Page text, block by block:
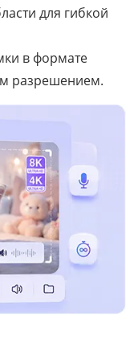
для гибкой
в формате
разрешением.